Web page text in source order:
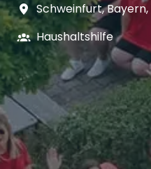
Schweinfurt,Bayern,
Haushaltshilfe